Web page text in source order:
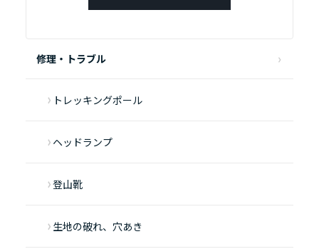
修理・トラブル
トレッキングポール
ヘッドランプ
登山靴
生地の破れ、穴あき